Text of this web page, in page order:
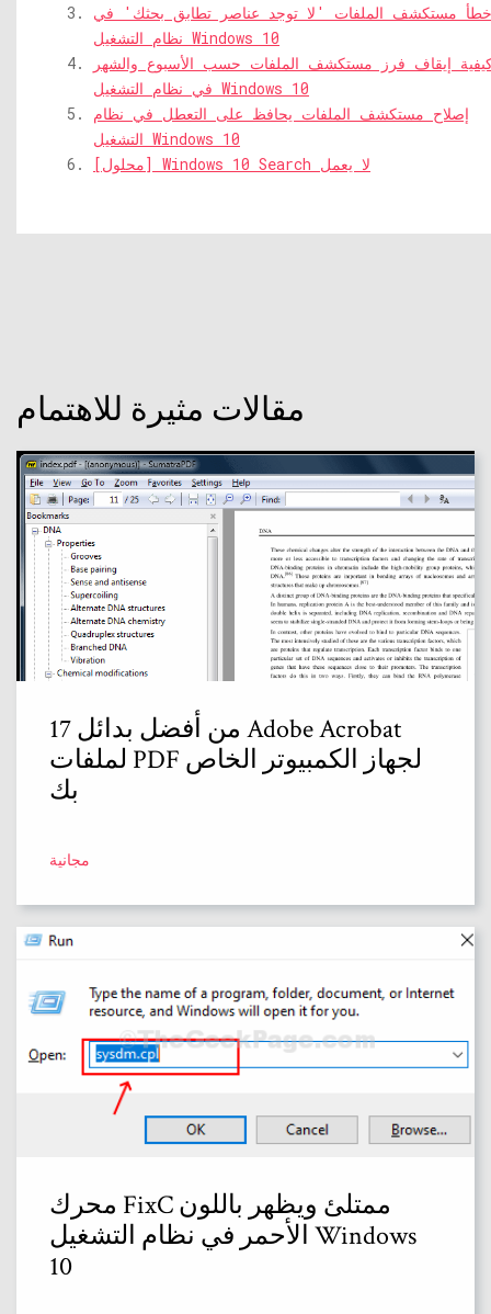
خطأ مستكشف الملفات 'لا توجد عناصر تطابق بحثك' في
نظام التشغيل Windows 10
إيقاف فرز مستكشف الملفات حسب الأسبوع والشهر
في نظام التشغيل Windows 10
إصلاح مستكشف الملفات يحافظ على التعطل في نظام
التشغيل Windows 10
[محلول] Windows 10 Search لا يعمل
مقالات مثيرة للاهتمام
17 من أفضل بدائل Adobe Acrobat
لملفات PDF لجهاز الكمبيوتر الخاص
بك
مجانية
محرك FixC ممتلئ ويظهر باللون
الأحمر في نظام التشغيل Windows
10